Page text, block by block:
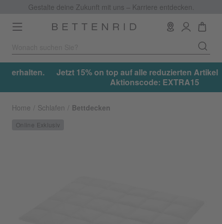
Gestalte deine Zukunft mit uns – Karriere entdecken.
Toggle
navigation
Jetzt 15% on top auf alle reduzierten Artikel erhalten.
Aktionscode: EXTRA15
Home Schlafen Bettdecken